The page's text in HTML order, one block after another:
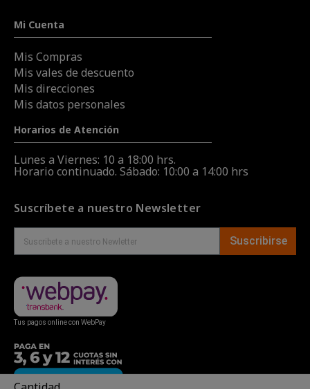
Mi Cuenta
Mis Compras
Mis vales de descuento
Mis direcciones
Mis datos personales
Horarios de Atención
Lunes a Viernes: 10 a 18:00 hrs.
Horario continuado. Sábado: 10:00 a 14:00 hrs
Suscríbete a nuestro Newsletter
Suscribirse
Tus pagos online con WebPay